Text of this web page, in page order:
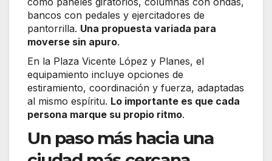
bancos con pedales y ejercitadores de
pantorrilla. Una propuesta variada para
moverse sin apuro.
En la Plaza Vicente López y Planes, el
equipamiento incluye opciones de
estiramiento, coordinación y fuerza, adaptadas
al mismo espíritu. Lo importante es que cada
persona marque su propio ritmo.
Un paso más hacia una